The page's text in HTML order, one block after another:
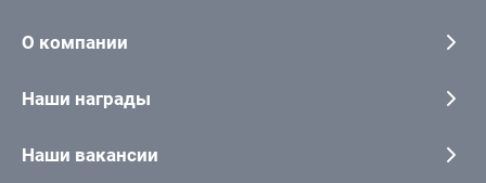
О компании
Наши награды
Наши вакансии